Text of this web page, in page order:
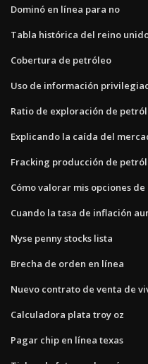
Dominó en línea para no
Tabla histórica del reino
Cobertura de petróleo
Uso de información
Ratio de exploración de
Explicando la caída del
Fracking producción de
Cómo valorar mis opciones
Cuando la tasa de inflación
Nyse penny stocks lista
Brecha de orden en línea
Nuevo contrato de venta de
Calculadora plata troy oz
Pagar chip en línea texas